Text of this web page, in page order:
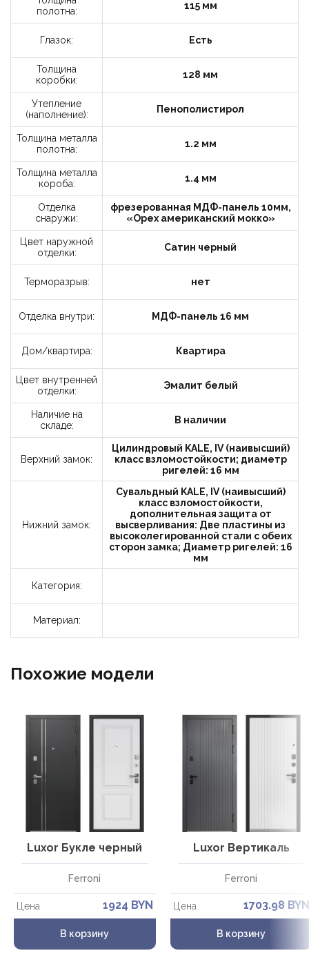
полотна:
115 мм
Глазок: Есть
Толщина
коробки:
128 мм
Утепление
(наполнение):
Пенополистирол
Толщина металла
полотна:
1.2 мм
Толщина металла
короба:
1.4 мм
Отделка
снаружи:
фрезерованная МДФ-панель 10мм,
«Орех американский мокко»
Цвет наружной
отделки:
Сатин черный
Терморазрыв: нет
Отделка внутри: МДФ-панель 16 мм
Дом/квартира: Квартира
Цвет внутренней
отделки:
Эмалит белый
Наличие на
складе:
В наличии
Верхний замок:
Цилиндровый KALE, IV (наивысший)
класс взломостойкости; диаметр
ригелей: 16 мм
Нижний замок:
Сувальдный KALE, IV (наивысший)
класс взломостойкости,
дополнительная защита от
высверливания: Две пластины из
высоколегированной стали с обеих
сторон замка; Диаметр ригелей: 16
мм
Категория:
Материал:
Похожие модели
Luxor Букле черный
Ferroni
Цена 1924 BYN
В корзину
Luxor Вертикаль
Ferroni
Цена 1703.98 BYN
В корзину
Заказать звонок
Укажите данные
Время
звонка:
12-18
18-20
Я принимаю условия политики
конфиденциальности и пользовательского
соглашения.
Отправить